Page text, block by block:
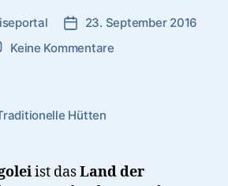
Veröffentlichungsdatum
23. September 2016
Keine Kommentarezu
Hütten
ist dasLand der